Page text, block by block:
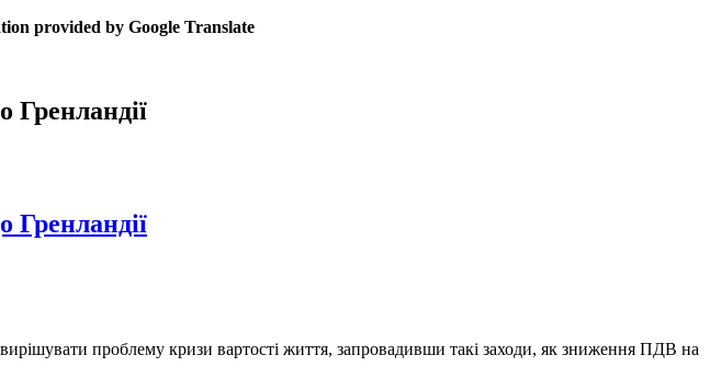
provided by Google Translate
Гренландії
Гренландії
проблему кризи вартості життя, запровадивши такі заходи, як зниження ПДВ на